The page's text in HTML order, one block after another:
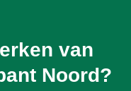
van
Noord?